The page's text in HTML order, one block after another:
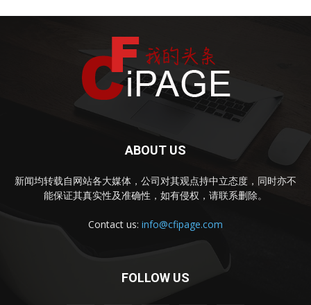
ABOUT US
新闻均转载自网站各大媒体，公司对其观点持中立态度，同时亦不
能保证其真实性及准确性，如有侵权，请联系删除。
Contact us: info@cfipage.com
FOLLOW US